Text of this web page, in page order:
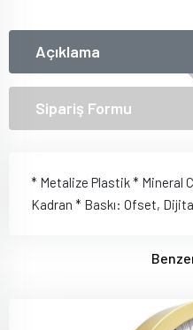
Açıklama
Sipariş Formu
* Metalize Plastik * Mineral
Kadran * Baskı: Ofset,